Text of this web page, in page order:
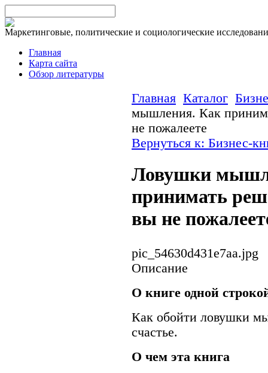
Маркетинговые, политические и социологические
Главная
Карта сайта
Обзор литературы
Главная Каталог
мышления. Как
не пожалеете
Вернуться к: Бизнес-
Ловушки
принимать
вы не
pic_54630d431e7aa.jpg
Описание
О книге одной
Как обойти ловушки
счастье.
О чем эта книга